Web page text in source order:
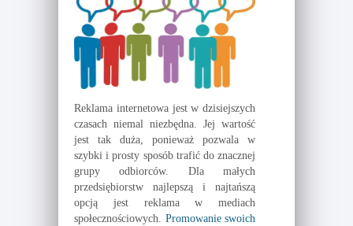
Reklama internetowa jest w dzisiejszych
czasach niemal niezbędna. Jej wartość
jest tak duża, ponieważ pozwala w
szybki i prosty sposób trafić do znacznej
grupy odbiorców. Dla małych
przedsiębiorstw najlepszą i najtańszą
opcją jest reklama w mediach
społecznościowych. Promowanie swoich